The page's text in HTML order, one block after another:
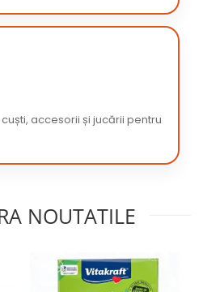
accesorii și jucării pentru
NOUTATILE